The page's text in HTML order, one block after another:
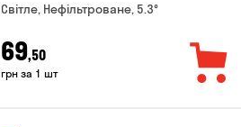
Світле, Нефільтроване, 5.3°
69,50
грн за 1 шт